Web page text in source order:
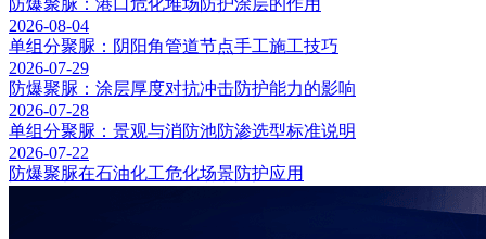
2026-08-04
单组分聚脲：阴阳角管道节点手工施工技巧
2026-07-29
防爆聚脲：涂层厚度对抗冲击防护能力的影响
2026-07-28
单组分聚脲：景观与消防池防渗选型标准说明
2026-07-22
防爆聚脲在石油化工危化场景防护应用